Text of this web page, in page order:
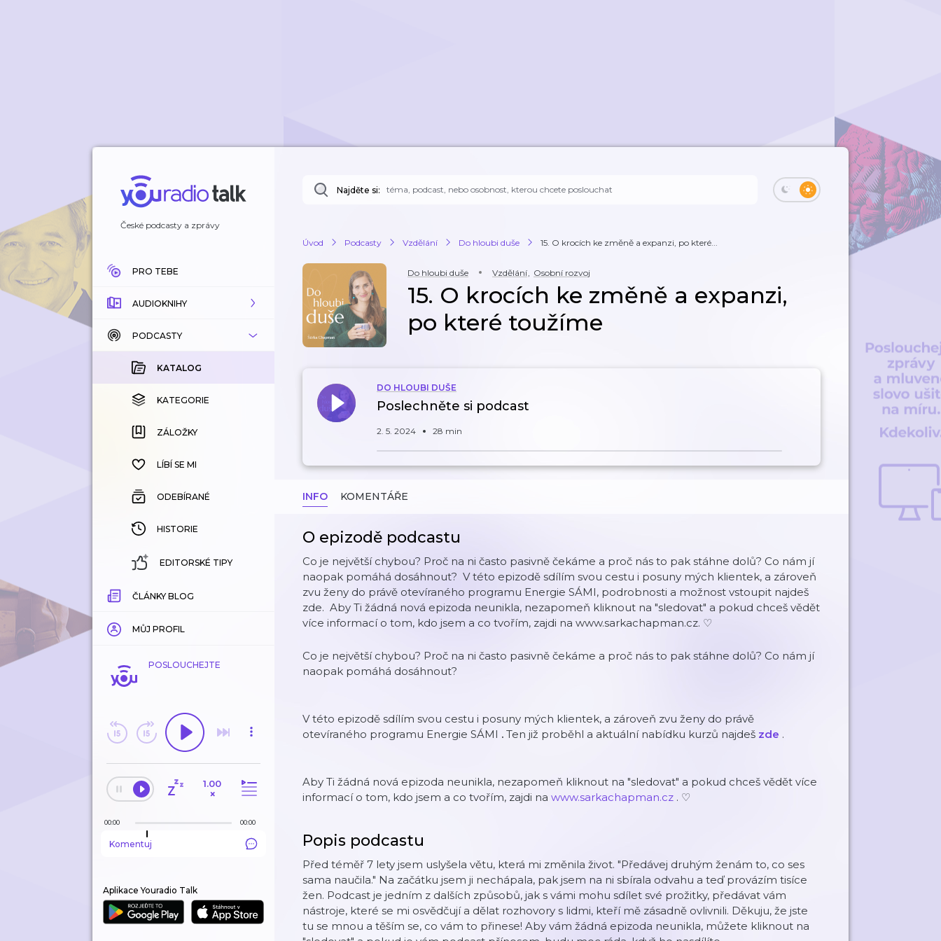
České podcasty a zprávy
PRO TEBE
AUDIOKNIHY
KATALOG
KOUPENÉ
KATEGORIE
ZÁLOŽKY
HISTORIE
PODCASTY
KATALOG
KATEGORIE
ZÁLOŽKY
LÍBÍ SE MI
ODEBÍRANÉ
HISTORIE
EDITORSKÉ TIPY
ČLÁNKY BLOG
MŮJ PROFIL
POSLOUCHEJTE
1.00
×
00:00 00:00
Komentuj
Aplikace Youradio Talk
Najděte si:
Úvod Podcasty Vzdělání Do hloubi duše 15. O krocích ke změně a expanzi, po které...
Do hloubi duše Vzdělání, Osobní rozvoj
15. O krocích ke změně a expanzi,
po které toužíme
DO HLOUBI DUŠE
Poslechněte si podcast
2. 5. 2024 28 min
INFO KOMENTÁŘE
O epizodě podcastu
Co je největší chybou? Proč na ni často pasivně čekáme a proč nás to pak stáhne dolů? Co nám jí
naopak pomáhá dosáhnout? V této epizodě sdílím svou cestu i posuny mých klientek, a zároveň
zvu ženy do právě otevíraného programu Energie SÁMI, podrobnosti a možnost vstoupit najdeš
zde. Aby Ti žádná nová epizoda neunikla, nezapomeň kliknout na "sledovat" a pokud chceš vědět
více informací o tom, kdo jsem a co tvořím, zajdi na ⁠⁠⁠⁠⁠⁠⁠⁠⁠⁠www.sarkachapman.cz⁠⁠⁠⁠⁠⁠⁠⁠⁠⁠. ♡
Co je největší chybou? Proč na ni často pasivně čekáme a proč nás to pak stáhne dolů? Co nám jí
naopak pomáhá dosáhnout?
V této epizodě sdílím svou cestu i posuny mých klientek, a zároveň zvu ženy do právě
otevíraného programu Energie SÁMI . Ten již proběhl a aktuální nabídku kurzů najdeš zde .
Aby Ti žádná nová epizoda neunikla, nezapomeň kliknout na "sledovat" a pokud chceš vědět více
informací o tom, kdo jsem a co tvořím, zajdi na ⁠⁠⁠⁠⁠⁠⁠⁠⁠⁠www.sarkachapman.cz⁠⁠⁠⁠⁠⁠⁠⁠⁠⁠ . ♡
Popis podcastu
Před téměř 7 lety jsem uslyšela větu, která mi změnila život. "Předávej druhým ženám to, co ses
sama naučila." Na začátku jsem ji nechápala, pak jsem na ni sbírala odvahu a teď provázím tisíce
žen. Podcast je jedním z dalších způsobů, jak s vámi mohu sdílet své prožitky, předávat vám
nástroje, které se mi osvědčují a dělat rozhovory s lidmi, kteří mě zásadně ovlivnili. Děkuju, že jste
tu se mnou a těším se, co vám to přinese! Aby vám žádná epizoda neunikla, můžete kliknout na